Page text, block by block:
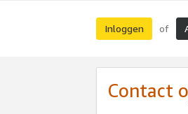
Inloggen of
Contact